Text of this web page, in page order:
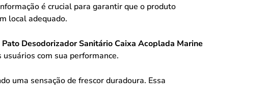
é crucial para garantir que o produto
local adequado.
Pato Desodorizador Sanitário Caixa Acoplada Marine
com sua performance.
uma sensação de frescor duradoura. Essa